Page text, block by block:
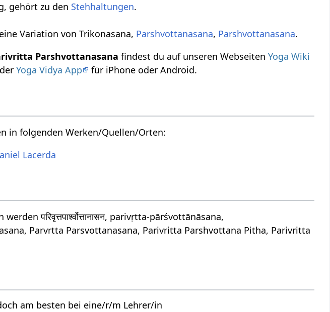
gehört zu den Stehhaltungen.
Variation von Trikonasana, Parshvottanasana, Parshvottanasana.
Parshvottanasana findest du auf unseren WebseitenYoga Wiki
Yoga Vidya App für iPhone oder Android.
in folgenden Werken/Quellen/Orten:
Lacerda
परिवृत्तपार्श्वोत्तानासन, parivṛtta-pārśvottānāsana,
Parvrtta Parsvottanasana, Parivritta Parshvottana Pitha, Parivritta
am besten bei eine/r/m Lehrer/in